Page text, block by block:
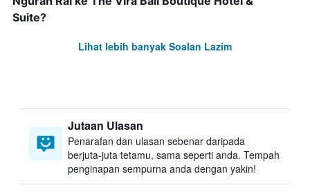
Suite?
Lihat lebih banyak Soalan Lazim
Jutaan Ulasan
Penarafan dan ulasan sebenar daripada
berjuta-juta tetamu, sama seperti anda. Tempah
penginapan sempurna anda dengan yakin!